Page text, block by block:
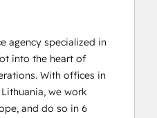
agency specialized in
into the heart of
With offices in
we work
and do so in 6